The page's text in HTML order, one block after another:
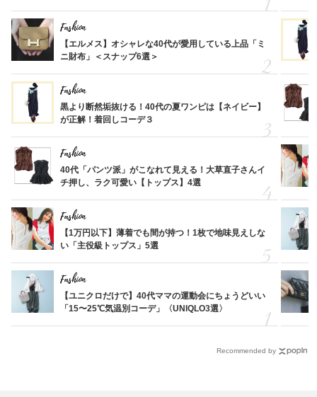
Fashion
【エルメス】オシャレな40代が愛用している上品「ミ
ニ財布」＜スナップ6選＞
Fashion
黒より断然垢抜ける！40代の夏ワンピは【ネイビー】
が正解！着回しコーデ３
Fashion
40代「パンツ派」がこなれて見える！大草直子さんイ
チ押し、ラク可愛い【トップス】4選
Fashion
【1万円以下】薄着でも間が持つ！1枚で地味見えしな
い「主役級トップス」5選
Fashion
【ユニクロだけで】40代ママの運動会にちょうどいい
「15〜25℃気温別コーデ」〈UNIQLO3選〉
Recommended by